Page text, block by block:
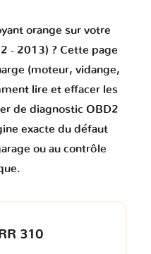
orange sur votre
- 2013) ? Cette page
(moteur, vidange,
lire et effacer les
de diagnostic OBD2
exacte du défaut
ou au contrôle
310